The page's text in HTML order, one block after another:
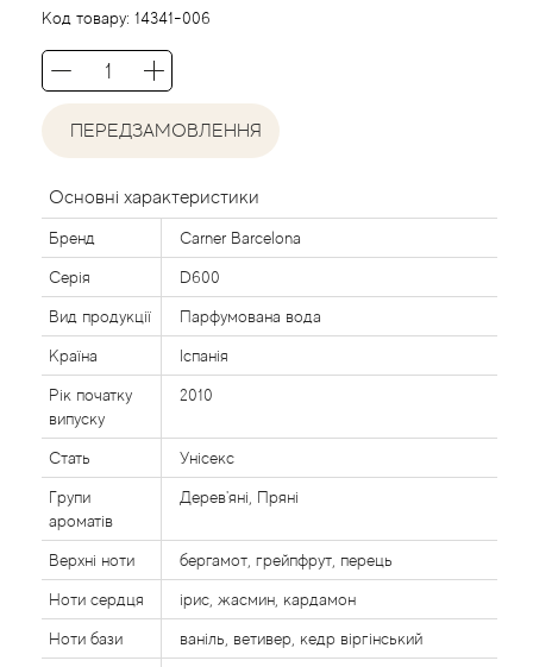
Код товару: 14341-006
ПЕРЕДЗАМОВЛЕННЯ
Основні характеристики
Бренд Carner Barcelona
Серія D600
Вид продукції Парфумована вода
Країна Іспанія
Рік початку
випуску
2010
Стать Унісекс
Групи
ароматів
Дерев'яні, Пряні
Верхні ноти бергамот, грейпфрут, перець
Ноти сердця ірис, жасмин, кардамон
Ноти бази ваніль, ветивер, кедр віргінський
Agent Provocateur
Agonist
Aigner
Aj Arabia (Widian)
Ajmal
Al Haramain
Al Jazeera
Alaia Paris
Alexander McQueen
Alexandre Barthet
Alexandre J